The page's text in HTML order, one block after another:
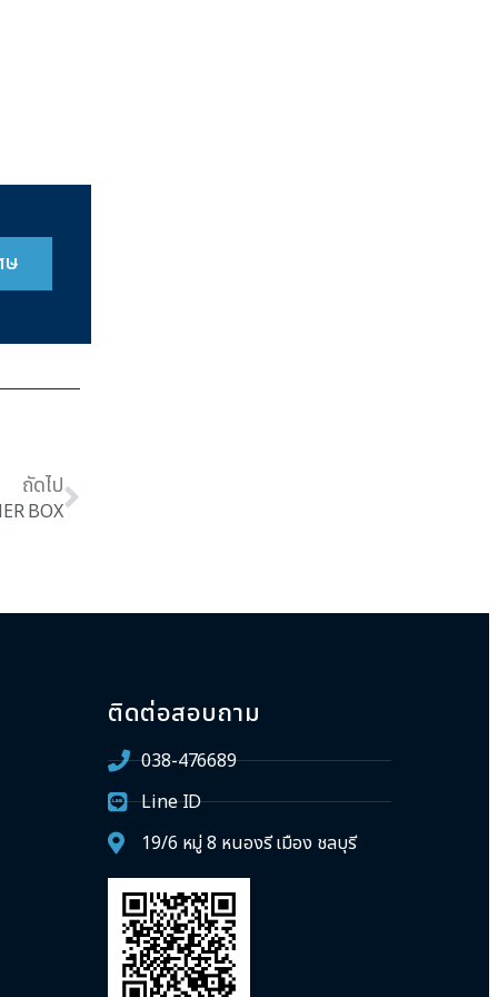
ษ
ถัดไป
BOX
ติดต่อสอบถาม
038-476689
Line ID
19/6 หมู่ 8 หนองรี เมือง ชลบุรี